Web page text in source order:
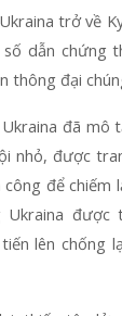
trở về
dẫn chứng
thông đại
đã mô
nhỏ, được
để chiếm
Ukraina được
lên chống